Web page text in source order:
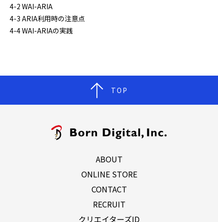
4-2 WAI-ARIA
4-3 ARIA利用時の注意点
4-4 WAI-ARIAの実践
TOP
ABOUT
ONLINE STORE
CONTACT
RECRUIT
クリエイターズID